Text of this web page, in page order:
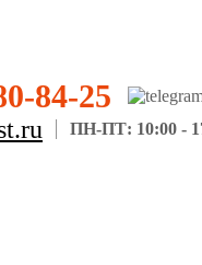
84-25
ПН-ПТ: 10:00 -